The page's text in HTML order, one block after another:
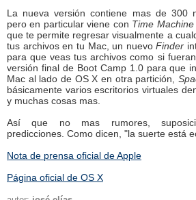
La nueva versión contiene mas de 300
pero en particular viene con Time Machine
que te permite regresar visualmente a
tus archivos en tu Mac, un nuevoFinder
para que veas tus archivos como si
versión final de Boot Camp 1.0 para que
Mac al lado de OS X en otra partición,
básicamente varios escritorios virtuales
y muchas cosas mas.
Así que no mas rumores,
predicciones. Como dicen, "la suerte está
Nota de prensa oficial de Apple
Página oficial de OS X